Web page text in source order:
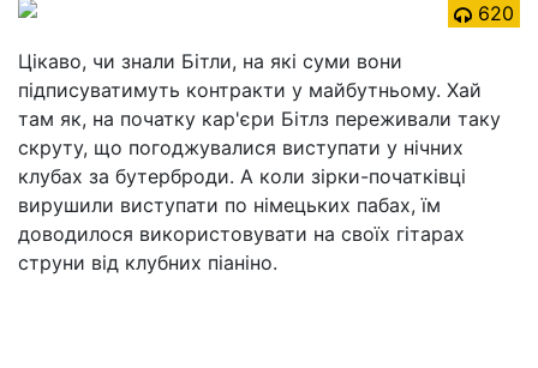
620
Цікаво, чи знали Бітли, на які суми вони
підписуватимуть контракти у майбутньому. Хай
там як, на початку кар'єри Бітлз переживали таку
скруту, що погоджувалися виступати у нічних
клубах за бутерброди. А коли зірки-початківці
вирушили виступати по німецьких пабах, їм
доводилося використовувати на своїх гітарах
струни від клубних піаніно.